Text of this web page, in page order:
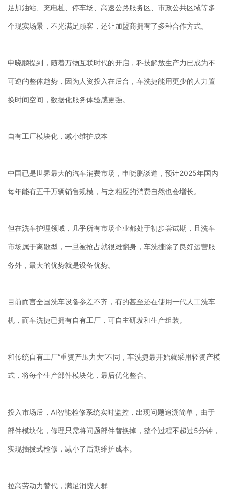
足加油站、充电桩、停车场、高速公路服务区、市政公共区域等多
个现实场景，不光满足顾客，还让加盟商拥有了多种合作方式。
申晓鹏提到，随着万物互联时代的开启，科技解放生产力已成为不
可逆的整体趋势，因为人资投入在后台，车洗捷能用更少的人力置
换时间空间，数据化服务体验感更强。
自有工厂模块化，减小维护成本
中国已是世界最大的汽车消费市场，申晓鹏谈道，预计2025年国内
每年能有五千万辆销售规模，与之相应的消费自然也会增长。
但在洗车护理领域，几乎所有市场企业都处于初步尝试期，且洗车
市场属于离散型，一旦被抢占就很难翻身，车洗捷除了良好运营服
务外，最大的优势就是设备优势。
目前而言全国洗车设备参差不齐，有的甚至还在使用一代人工洗车
机，而车洗捷已拥有自有工厂，可自主研发和生产组装。
和传统自有工厂“重资产压力大”不同，车洗捷最开始就采用轻资产模
式，将每个生产部件模块化，最后优化整合。
投入市场后，AI智能检修系统实时监控，出现问题追溯简单，由于
部件模块化，修理只需将问题部件替换掉，整个过程不超过5分钟，
实现插拔式检修，减小了后期维护成本。
拉高劳动力替代，满足消费人群